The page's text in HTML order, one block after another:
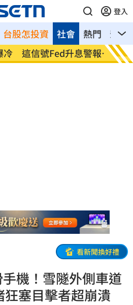
登入
台股怎投資 熱門 影音
社會
信號Fed升息警報降
梅西
壇
看新聞換好禮
機！雪隧外側車道
塞目擊者超崩潰